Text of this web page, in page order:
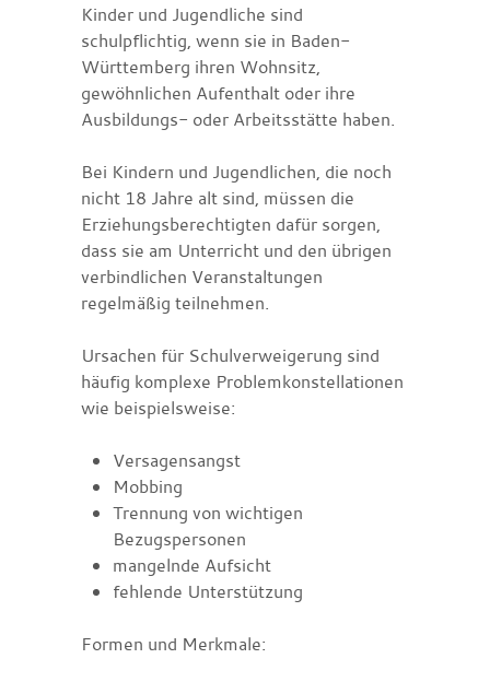
Kinder und Jugendliche sind
schulpflichtig, wenn sie in Baden-
Württemberg ihren Wohnsitz,
gewöhnlichen Aufenthalt oder ihre
Ausbildungs- oder Arbeitsstätte haben.
Bei Kindern und Jugendlichen, die noch
nicht 18 Jahre alt sind, müssen die
Erziehungsberechtigten dafür sorgen,
dass sie am Unterricht und den übrigen
verbindlichen Veranstaltungen
regelmäßig teilnehmen.
Ursachen für Schulverweigerung sind
häufig komplexe Problemkonstellationen
wie beispielsweise:
Versagensangst
Mobbing
Trennung von wichtigen
Bezugspersonen
mangelnde Aufsicht
fehlende Unterstützung
Formen und Merkmale: